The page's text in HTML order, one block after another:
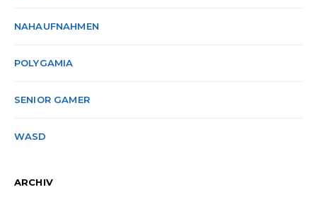
NAHAUFNAHMEN
POLYGAMIA
SENIOR GAMER
WASD
ARCHIV